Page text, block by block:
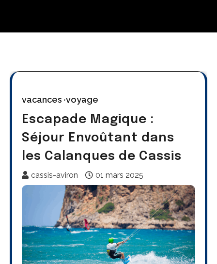
vacances voyage
Escapade Magique :
Séjour Envoûtant dans
les Calanques de Cassis
cassis-aviron 01 mars 2025